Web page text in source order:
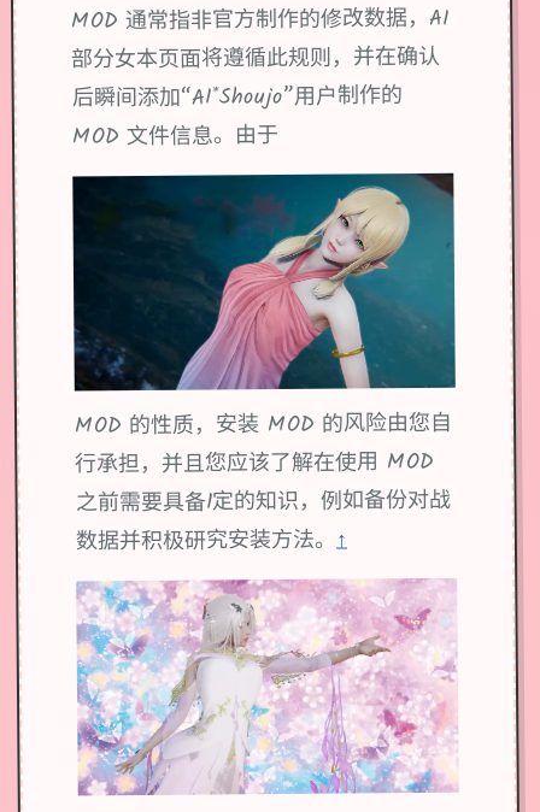
MOD 通常指非官方制作的修改数据，AI
部分女本页面将遵循此规则，并在确认
后瞬间添加“AI*Shoujo”用户制作的
MOD 文件信息。由于
MOD 的性质，安装 MOD 的风险由您自
行承担，并且您应该了解在使用 MOD
之前需要具备1定的知识，例如备份对战
数据并积极研究安装方法。↑